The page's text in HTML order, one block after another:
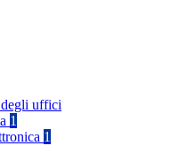
uffici
1
1